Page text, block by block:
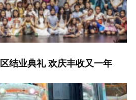
结业典礼 欢庆丰收又一年